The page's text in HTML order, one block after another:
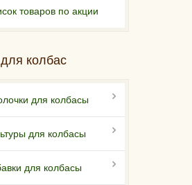
товаров по акции
колбас
для колбасы
для колбасы
для колбасы